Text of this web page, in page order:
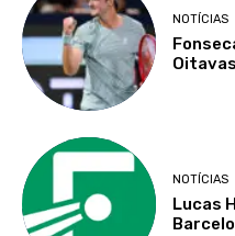
NOTÍCIAS
NOTÍCIAS
Lucas